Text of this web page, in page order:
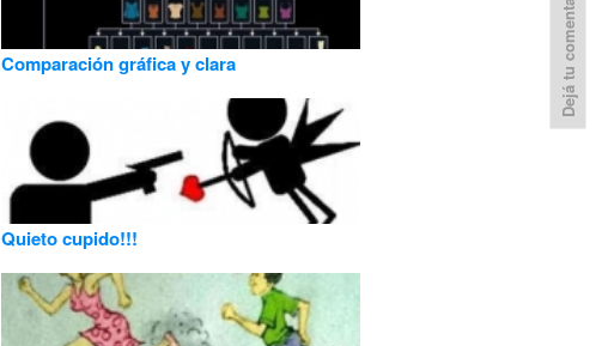
Comparación gráfica y clara
Quieto cupido!!!
Dejá tu comentario